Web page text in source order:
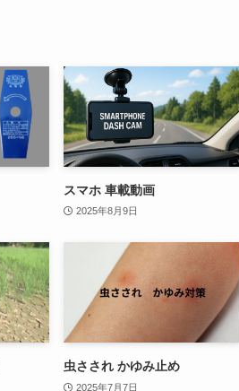
スマホ 車載動画
2025年8月9日
虫さされ かゆみ止め
2025年7月7日